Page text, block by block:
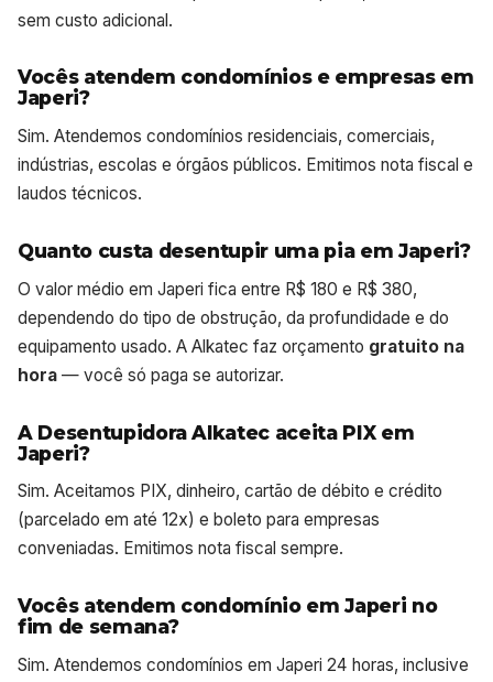
sem custo adicional.
Vocês atendem condomínios e empresas em
Japeri?
Sim. Atendemos condomínios residenciais, comerciais,
indústrias, escolas e órgãos públicos. Emitimos nota fiscal e
laudos técnicos.
Quanto custa desentupir uma pia em Japeri?
O valor médio em Japeri fica entre R$ 180 e R$ 380,
dependendo do tipo de obstrução, da profundidade e do
equipamento usado. A Alkatec faz orçamento gratuito na
hora — você só paga se autorizar.
A Desentupidora Alkatec aceita PIX em
Japeri?
Sim. Aceitamos PIX, dinheiro, cartão de débito e crédito
(parcelado em até 12x) e boleto para empresas
conveniadas. Emitimos nota fiscal sempre.
Vocês atendem condomínio em Japeri no
fim de semana?
Sim. Atendemos condomínios em Japeri 24 horas, inclusive